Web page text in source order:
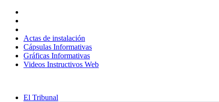
contenido
Actas de instalación
Cápsulas Informativas
Gráficas Informativas
Videos Instructivos Web
El Tribunal